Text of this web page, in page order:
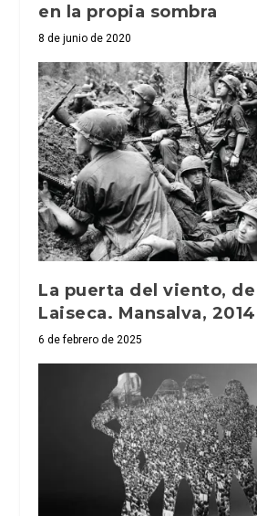
en la propia sombra
8 de junio de 2020
La puerta del viento,
Laiseca. Mansalva, 2014
6 de febrero de 2025